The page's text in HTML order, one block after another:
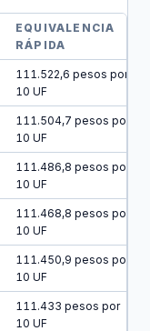
EQUIVALENCIA
RÁPIDA
111.522,6 pesos por
10 UF
111.504,7 pesos por
10 UF
111.486,8 pesos por
10 UF
111.468,8 pesos por
10 UF
111.450,9 pesos por
10 UF
111.433 pesos por
10 UF